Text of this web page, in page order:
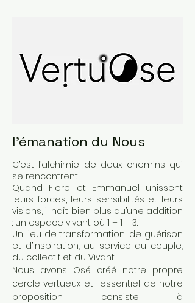
l'émanation du Nous
C’est l’alchimie de deux chemins qui
se rencontrent.
Quand Flore et Emmanuel unissent
leurs forces, leurs sensibilités et leurs
visions, il naît bien plus qu’une addition
: un espace vivant où 1 + 1 = 3.
Un lieu de transformation, de guérison
et d’inspiration, au service du couple,
du collectif et du Vivant.
Nous avons Osé créé notre propre
cercle vertueux et l'essentiel de notre
proposition consiste à